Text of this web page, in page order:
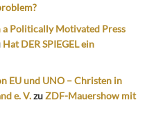
a Politically Motivated Press
Hat DER SPIEGEL ein
EU und UNO – Christen in
e. V.zuZDF-Mauershow mit